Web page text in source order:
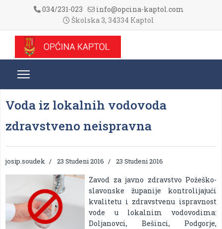
034/231-023
info@opcina-kaptol.com
Školska 3, 34334 Kaptol
Voda iz lokalnih vodovoda
zdravstveno neispravna
josip.soudek 23 Studeni 2016 23 Studeni 2016
Zavod za javno zdravstvo Požeško-
slavonske županije kontrolijajući
kvalitetu i zdravstvenu ispravnost
vode u lokalnim vodovodima:
Doljanovci, Bešinci, Podgorje,